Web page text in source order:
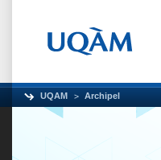
UQAM Archipel